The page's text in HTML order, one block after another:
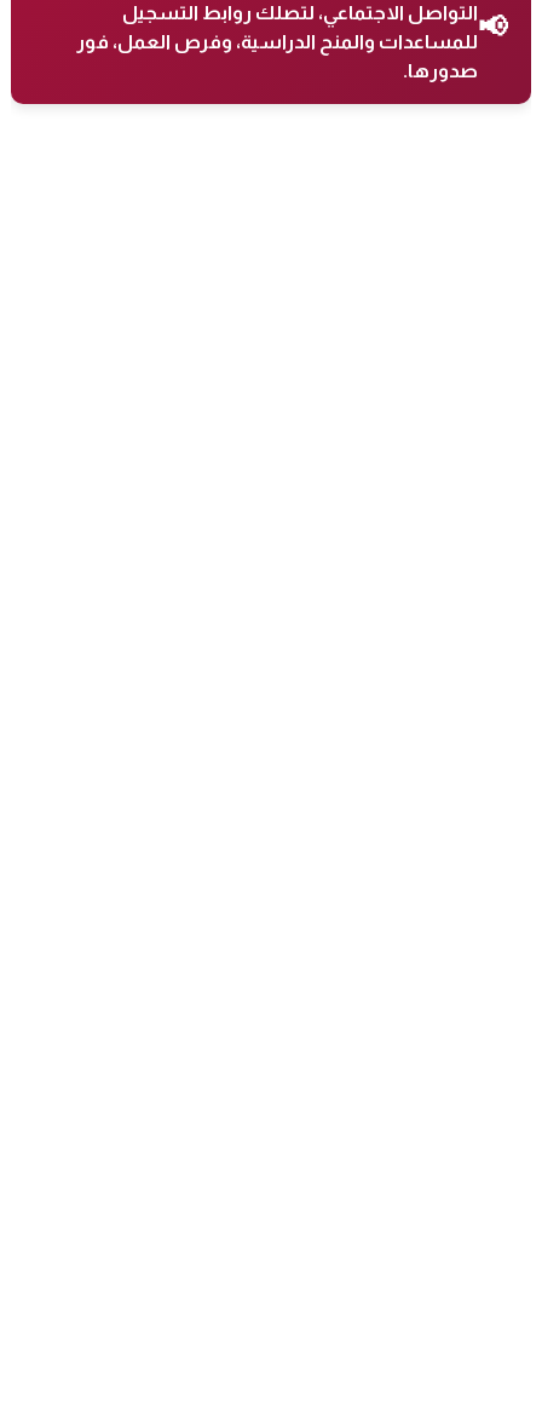
📢التواصل الاجتماعي، لتصلك روابط التسجيل
للمساعدات والمنح الدراسية، وفرص العمل، فور
صدورها.